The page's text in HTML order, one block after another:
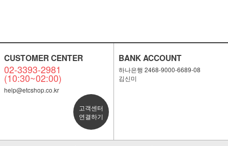
CUSTOMER CENTER
02-3393-2981
(10:30~02:00)
help@etcshop.co.kr
고객센터
연결하기
BANK ACCOUNT
하나은행 2468-9000-6689-08
김신미